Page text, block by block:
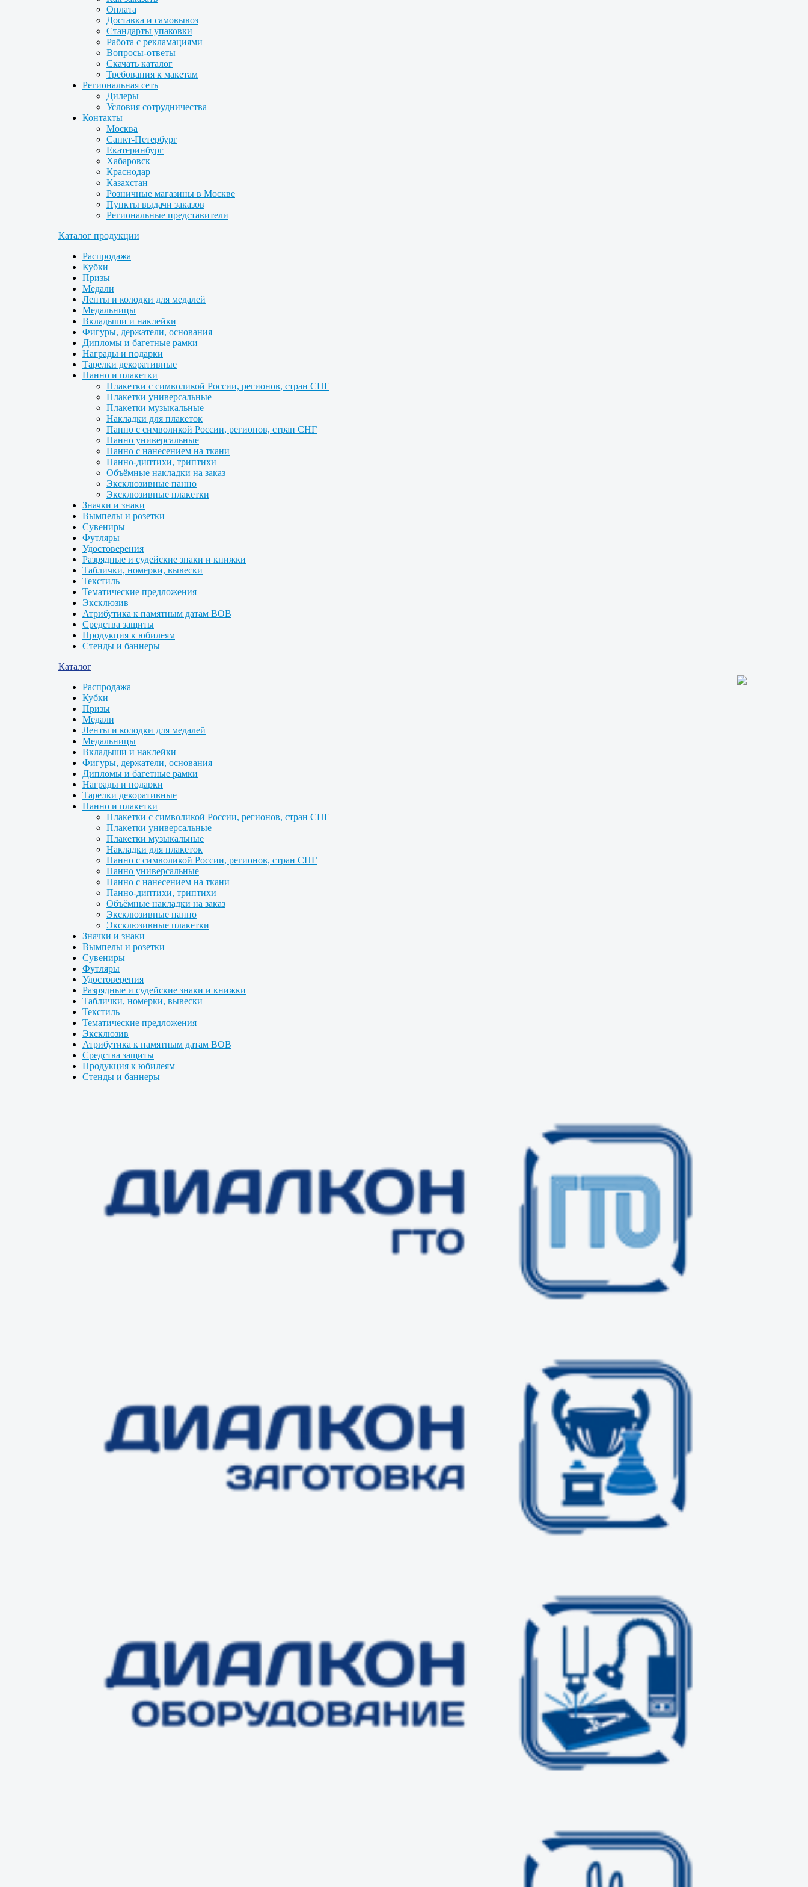
Оплата
Доставка и самовывоз
Стандарты упаковки
Работа с рекламациями
Вопросы-ответы
Скачать каталог
Требования к макетам
Региональная сеть
Дилеры
Условия сотрудничества
Контакты
Москва
Санкт-Петербург
Екатеринбург
Хабаровск
Краснодар
Казахстан
Розничные магазины в Москве
Пункты выдачи заказов
Региональные представители
Каталог продукции
Распродажа
Кубки
Призы
Медали
Ленты и колодки для медалей
Медальницы
Вкладыши и наклейки
Фигуры, держатели, основания
Дипломы и багетные рамки
Награды и подарки
Тарелки декоративные
Панно и плакетки
Плакетки с символикой России, регионов, стран СНГ
Плакетки универсальные
Плакетки музыкальные
Накладки для плакеток
Панно с символикой России, регионов, стран СНГ
Панно универсальные
Панно с нанесением на ткани
Панно-диптихи, триптихи
Объёмные накладки на заказ
Эксклюзивные панно
Эксклюзивные плакетки
Значки и знаки
Вымпелы и розетки
Сувениры
Футляры
Удостоверения
Разрядные и судейские знаки и книжки
Таблички, номерки, вывески
Текстиль
Тематические предложения
Эксклюзив
Атрибутика к памятным датам ВОВ
Средства защиты
Продукция к юбилеям
Стенды и баннеры
Каталог
Распродажа
Кубки
Призы
Медали
Ленты и колодки для медалей
Медальницы
Вкладыши и наклейки
Фигуры, держатели, основания
Дипломы и багетные рамки
Награды и подарки
Тарелки декоративные
Панно и плакетки
Плакетки с символикой России, регионов, стран СНГ
Плакетки универсальные
Плакетки музыкальные
Накладки для плакеток
Панно с символикой России, регионов, стран СНГ
Панно универсальные
Панно с нанесением на ткани
Панно-диптихи, триптихи
Объёмные накладки на заказ
Эксклюзивные панно
Эксклюзивные плакетки
Значки и знаки
Вымпелы и розетки
Сувениры
Футляры
Удостоверения
Разрядные и судейские знаки и книжки
Таблички, номерки, вывески
Текстиль
Тематические предложения
Эксклюзив
Атрибутика к памятным датам ВОВ
Средства защиты
Продукция к юбилеям
Стенды и баннеры